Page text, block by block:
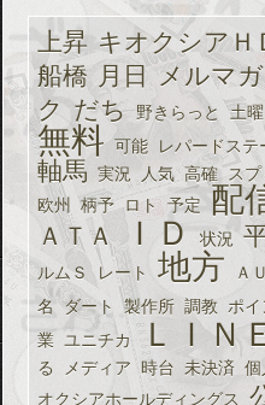
テ
ナ
［ブ
ロ
グ
ラ
ン
キ
ン
上昇 キオクシアＨ
船橋 月日 メルマガ
ク だち 野きらっと 土曜
無料 可能 レパードステ
軸馬 実況 人気 高確 スプ
欧州
柄予 ロト 予定 配
ＡＴＡ ＩＤ 状況
ルムＳ
レート 地方 Ａ
名
ダート 製作所 調教 ポイ
業 ユニチカ ＬＩＮ
る
メディア 時台 未決済 個
オクシアホールディングス